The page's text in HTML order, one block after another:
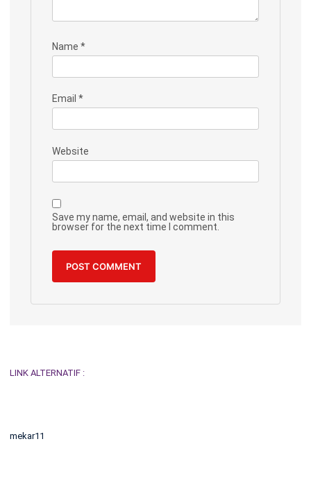
Name *
Email *
Website
Save my name, email, and website in this
browser for the next time I comment.
LINK ALTERNATIF :
mekar11